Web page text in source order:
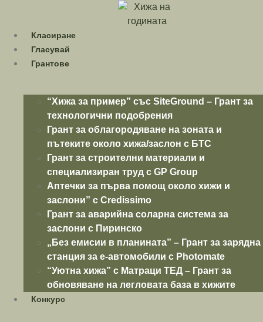
content
Класиране
Гласувай
Грантове
“Хижа за пример” със SiteGround – Грант за
технологични подобрения
Грант за облагородяване на зоната и
пътеките около хижа/заслон с БТС
Грант за строителни материали и
специализиран труд с GP Group
Аптечки за първа помощ около хижи и
заслони” с Credissimo
Грант за аварийна соларна система за
заслони с Пиринско
„Без емисии в планината” – Грант за зарядна
станция за e-автомобили с Photomate
“Уютна хижа” с Матраци ТЕД – Грант за
обновяване на легловата база в хижите
Конкурс